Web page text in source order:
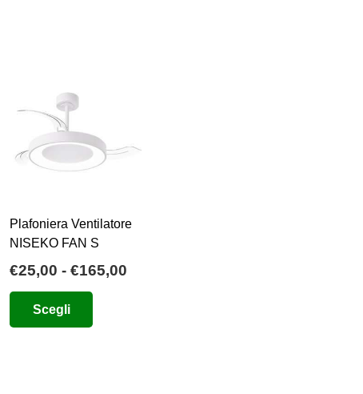
Plafoniera Ventilatore
NISEKO FAN S
€25,00 - €165,00Fascia
Scegli